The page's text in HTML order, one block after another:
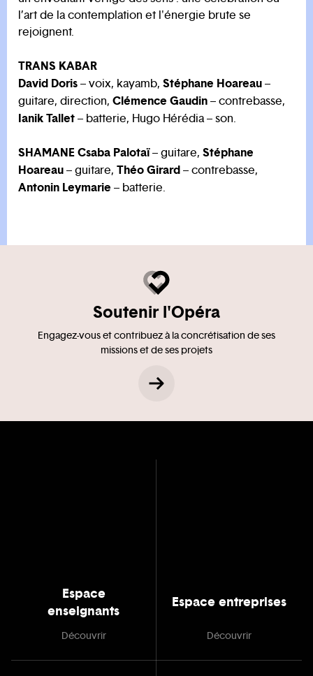
l’art de la contemplation et l'énergie brute se
rejoignent.
TRANS KABAR
David Doris– voix, kayamb, Stéphane Hoareau–
guitare, direction, Clémence Gaudin– contrebasse,
Ianik Tallet– batterie, Hugo Hérédia – son.
SHAMANECsaba Palotaï– guitare, Stéphane
Hoareau– guitare, Théo Girard– contrebasse,
Antonin Leymarie – batterie.
Soutenir l'Opéra
Engagez-vous et contribuez à la concrétisation de ses
missions et de ses projets
Espace
enseignants
Découvrir
Espace entreprises
Découvrir